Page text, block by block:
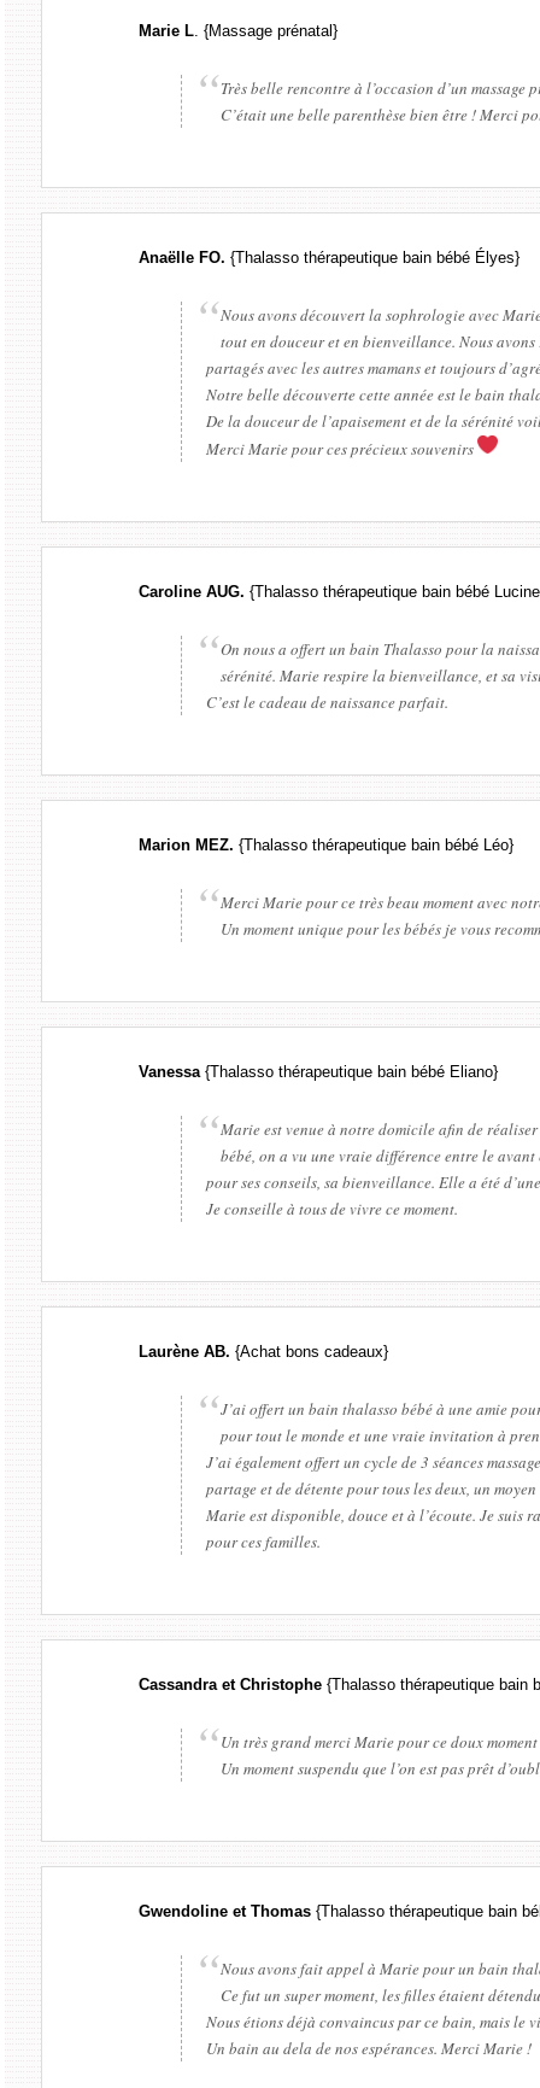
Marie L. {Massage prénatal}
Très belle rencontre à l’occasion d’un
C’était une belle parenthèse bien être ! Merci
Anaëlle FO. {Thalasso thérapeutique bain bébé Élyes}
Nous avons découvert la sophrologie avec
tout en douceur et en bienveillance. Nous
partagés avec les autres mamans et toujours
Notre belle découverte cette année est le bain
De la douceur de l’apaisement et de la sérénité
Merci Marie pour ces précieux souvenirs
Caroline AUG. {Thalasso thérapeutique bain bébé
On nous a offert un bain Thalasso pour la
sérénité. Marie respire la bienveillance, et sa
C’est le cadeau de naissance parfait.
Marion MEZ. {Thalasso thérapeutique bain bébé Léo}
Merci Marie pour ce très beau moment avec
Un moment unique pour les bébés je vous
Vanessa{Thalasso thérapeutique bain bébé Eliano}
Marie est venue à notre domicile afin de
bébé, on a vu une vraie différence entre le
pour ses conseils, sa bienveillance. Elle a été
Je conseille à tous de vivre ce moment.
Laurène AB. {Achat bons cadeaux}
J’ai offert un bain thalasso bébé à une amie
pour tout le monde et une vraie invitation à
J’ai également offert un cycle de 3 séances
partage et de détente pour tous les deux, un
Marie est disponible, douce et à l’écoute. Je suis
pour ces familles.
Cassandra et Christophe {Thalasso thérapeutique bain
Un très grand merci Marie pour ce doux
Un moment suspendu que l’on est pas prêt
Gwendoline et Thomas {Thalasso thérapeutique bain
Nous avons fait appel à Marie pour un bain
Ce fut un super moment, les filles étaient
Nous étions déjà convaincus par ce bain, mais le
Un bain au dela de nos espérances. Merci Marie !